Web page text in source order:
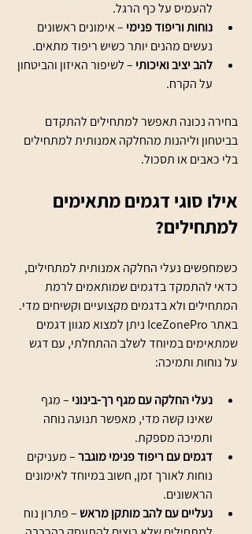
להעמיס על כף הרגל.
נוחות וריפוד פנימי – אימונים ראשונים
נעשים מהנים יותר כשיש ריפוד מתאים.
להב יציב ואיכותי – לשיפור האיזון והביטחון
על הקרח.
בחירה נכונה תאפשר למתחילים להתקדם
בביטחון וליהנות מהחלקה אמנותית למתחילים
בלי כאבים או תסכול.
אילו סוגי דגמים מתאימים
למתחילים?
כשמחפשים נעלי החלקה אמנותית למתחילים,
כדאי להתמקד בדגמים שמותאמים לרמת
המתחילים ולא בדגמים מקצועיים וקשיחים מדי.
באתר IceZonePro ניתן למצוא מגוון דגמים
שמתאימים במיוחד לשלב ההתחלתי, עם דגש
על נוחות ותמיכה:
נעלי החלקה עם מגף רך-בינוני – מגף
שאינו קשה מדי, מאפשר תנועה נוחה
ותמיכה מספקת.
דגמים עם ריפוד פנימי מוגבר – מעניקים
נוחות לאורך זמן, חשוב במיוחד לאימונים
הראשונים.
נעליים עם להב מותקן מראש – פתרון נוח